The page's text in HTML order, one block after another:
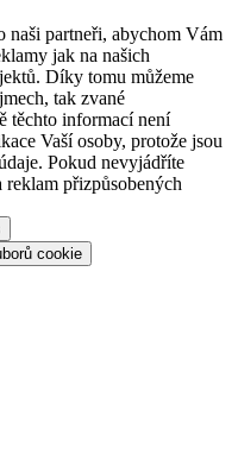
naši partneři, abychom Vám
jak na našich
Díky tomu můžeme
tak zvané
těchto informací není
Vaší osoby, protože jsou
Pokud nevyjádříte
reklam přizpůsobených
cookie